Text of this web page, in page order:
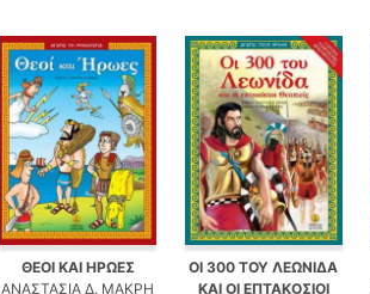
ΘΕΟΙ ΚΑΙ ΗΡΩΕΣ
ΑΝΑΣΤΑΣΙΑ Δ. ΜΑΚΡΗ
ΟΙ 300 ΤΟΥ ΛΕΩΝΙΔΑ
ΚΑΙ ΟΙ ΕΠΤΑΚΟΣΙΟΙ